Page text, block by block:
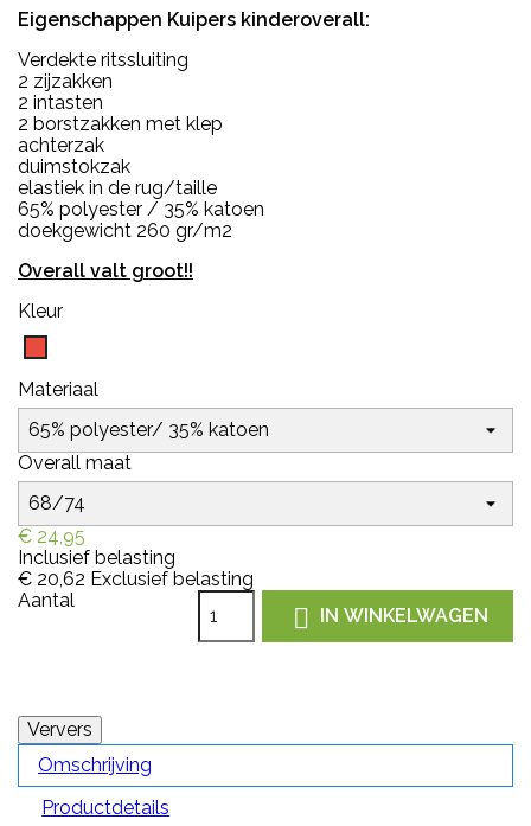
Eigenschappen Kuipers kinderoverall:
Verdekte ritssluiting
2 zijzakken
2 intasten
2 borstzakken met klep
achterzak
duimstokzak
elastiek in de rug/taille
65% polyester / 35% katoen
doekgewicht 260 gr/m2
Overall valt groot!!
Kleur
Materiaal
Overall maat
€ 24,95
Inclusief belasting
€ 20,62 Exclusief belasting
Aantal
 IN WINKELWAGEN
Omschrijving
Productdetails